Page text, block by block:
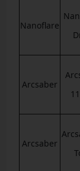
Nanoflare
Arcsaber
Arcsaber